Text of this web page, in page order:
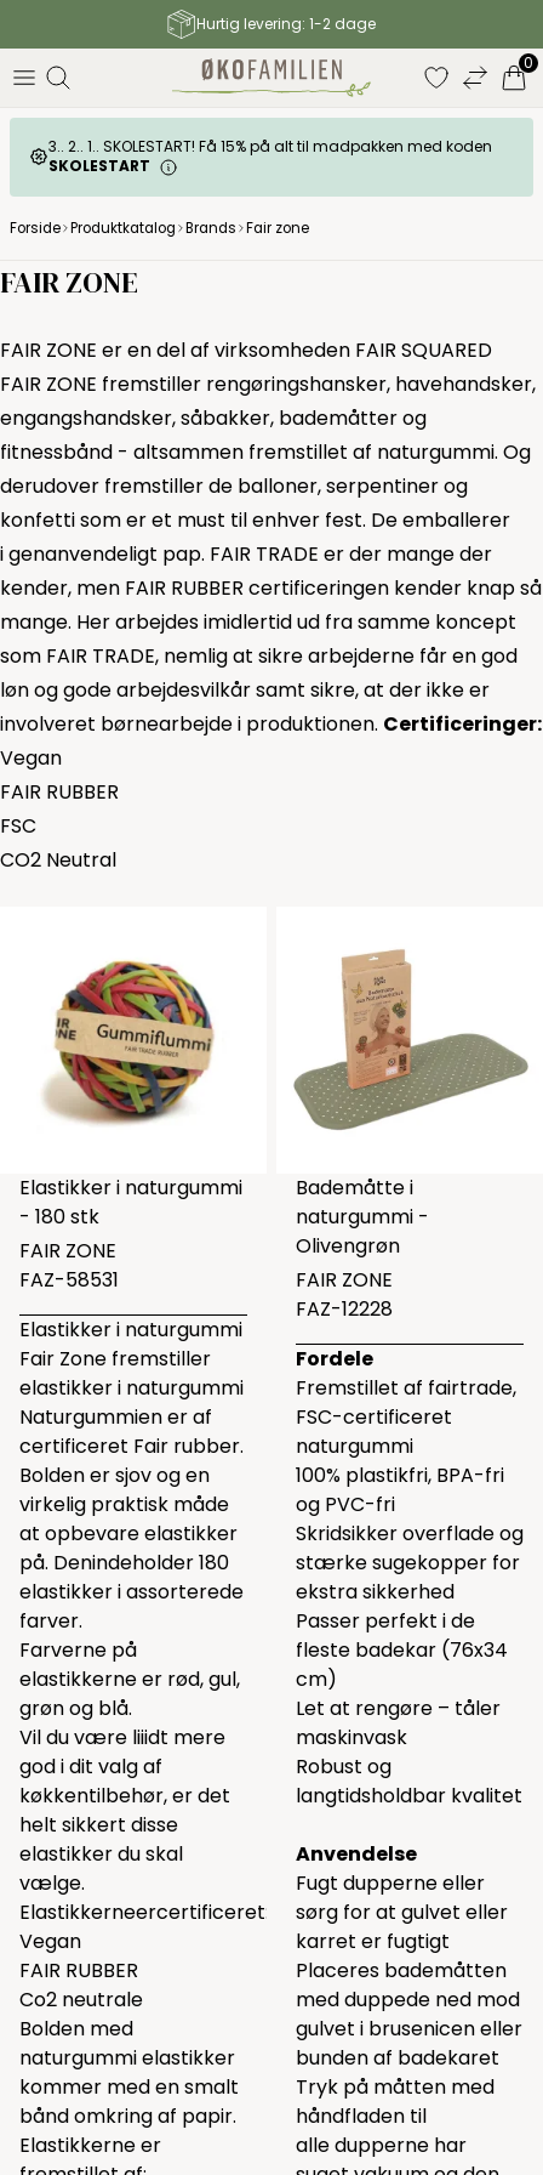
Gratis fragt til GLS pakkeshop over 499 DKK
0
3.. 2.. 1.. SKOLESTART! Få 15% på alt til madpakken med koden
SKOLESTART
Forside Produktkatalog Brands Fair zone
FAIR ZONE
FAIR ZONE er en del af virksomheden FAIR SQUARED
FAIR ZONE fremstiller rengøringshansker, havehandsker,
engangshandsker, såbakker, bademåtter og
fitnessbånd - altsammen fremstillet af naturgummi. Og
derudover fremstiller de balloner, serpentiner og
konfetti som er et must til enhver fest. De emballerer
i genanvendeligt pap. FAIR TRADE er der mange der
kender, men FAIR RUBBER certificeringen kender knap så
mange. Her arbejdes imidlertid ud fra samme koncept
som FAIR TRADE, nemlig at sikre arbejderne får en god
løn og gode arbejdesvilkår samt sikre, at der ikke er
involveret børnearbejde i produktionen. Certificeringer:
Vegan
FAIR RUBBER
FSC
CO2 Neutral
Elastikker i naturgummi
- 180 stk
FAIR ZONE
FAZ-58531
Elastikker i naturgummi
Fair Zone fremstiller
elastikker i naturgummi
Naturgummien er af
certificeret Fair rubber.
Bolden er sjov og en
virkelig praktisk måde
at opbevare elastikker
på. Denindeholder 180
elastikker i assorterede
farver.
Farverne på
elastikkerne er rød, gul,
grøn og blå.
Vil du være liiidt mere
god i dit valg af
køkkentilbehør, er det
helt sikkert disse
elastikker du skal
vælge.
Elastikkerneercertificeret:
Vegan
FAIR RUBBER
Co2 neutrale
Bolden med
naturgummi elastikker
kommer med en smalt
bånd omkring af papir.
Elastikkerne er
Bademåtte i
naturgummi -
Olivengrøn
FAIR ZONE
FAZ-12228
Fordele
Fremstillet af fairtrade,
FSC-certificeret
naturgummi
100% plastikfri, BPA-fri
og PVC-fri
Skridsikker overflade og
stærke sugekopper for
ekstra sikkerhed
Passer perfekt i de
fleste badekar (76x34
cm)
Let at rengøre – tåler
maskinvask
Robust og
langtidsholdbar kvalitet
Anvendelse
Fugt dupperne eller
sørg for at gulvet eller
karret er fugtigt
Placeres bademåtten
med duppede ned mod
gulvet i brusenicen eller
bunden af badekaret
Tryk på måtten med
håndfladen til
alle dupperne har